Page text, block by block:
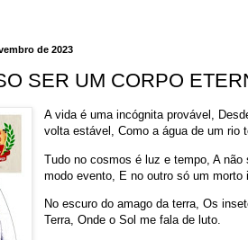
de 2023
SER UM CORPO
A vida é uma incógnita provável,
volta estável, Como a água de um rio
Tudo no cosmos é luz e tempo, A
modo evento, E no outro só um morto
No escuro do amago da terra, Os
Terra, Onde o Sol me fala de luto.